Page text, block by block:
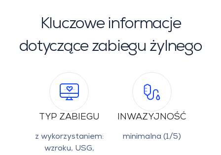
Kluczowe informacje
dotyczące zabiegu żylnego
TYP ZABIEGU
z wykorzystaniem:
wzroku, USG,
INWAZYJNOŚĆ
minimalna (1/5)